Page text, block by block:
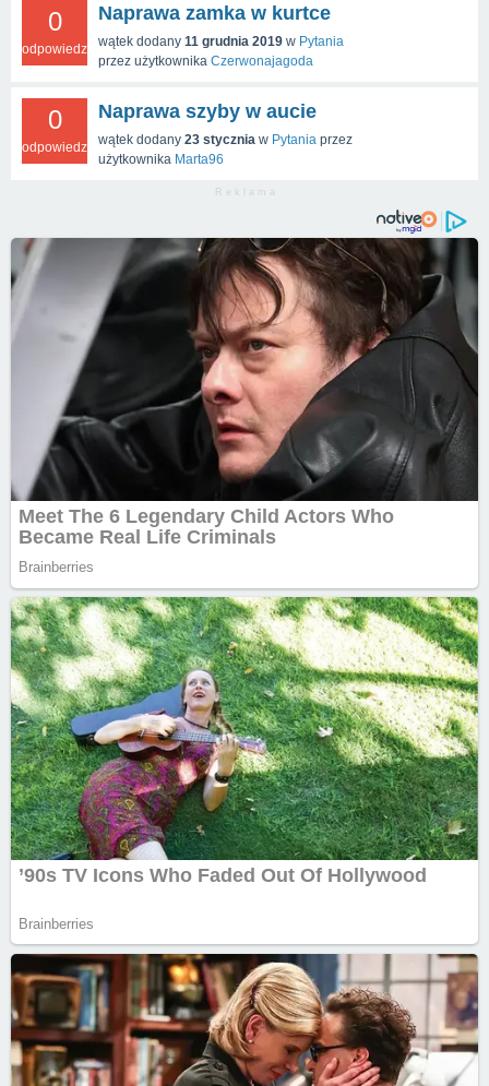
0
odpowiedzi
Naprawa zamka w kurtce
wątek dodany 11 grudnia 2019 w Pytania
przez użytkownika Czerwonajagoda
0
odpowiedzi
Naprawa szyby w aucie
wątek dodany 23 stycznia w Pytania przez
użytkownika Marta96
R e k l a m a